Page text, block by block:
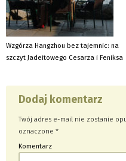
Wzgórza Hangzhou bez tajemnic: na
szczyt Jadeitowego Cesarza i Feniksa
Dodaj komentarz
Twój adres e-mail nie zostanie
oznaczone*
Komentarz